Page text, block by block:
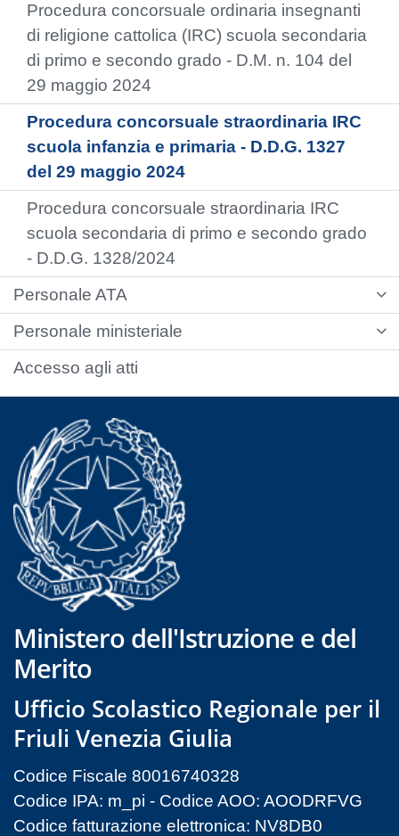
Procedura concorsuale ordinaria insegnanti
di religione cattolica (IRC) scuola secondaria
di primo e secondo grado - D.M. n. 104 del
29 maggio 2024
Procedura concorsuale straordinaria IRC
scuola infanzia e primaria - D.D.G. 1327
del 29 maggio 2024
Procedura concorsuale straordinaria IRC
scuola secondaria di primo e secondo grado
- D.D.G. 1328/2024
Personale ATA
Personale ministeriale
Accesso agli atti
Ministero dell'Istruzione e del
Merito
Ufficio Scolastico Regionale per il
Friuli Venezia Giulia
Codice Fiscale 80016740328
Codice IPA: m_pi - Codice AOO: AOODRFVG
Codice fatturazione elettronica: NV8DB0